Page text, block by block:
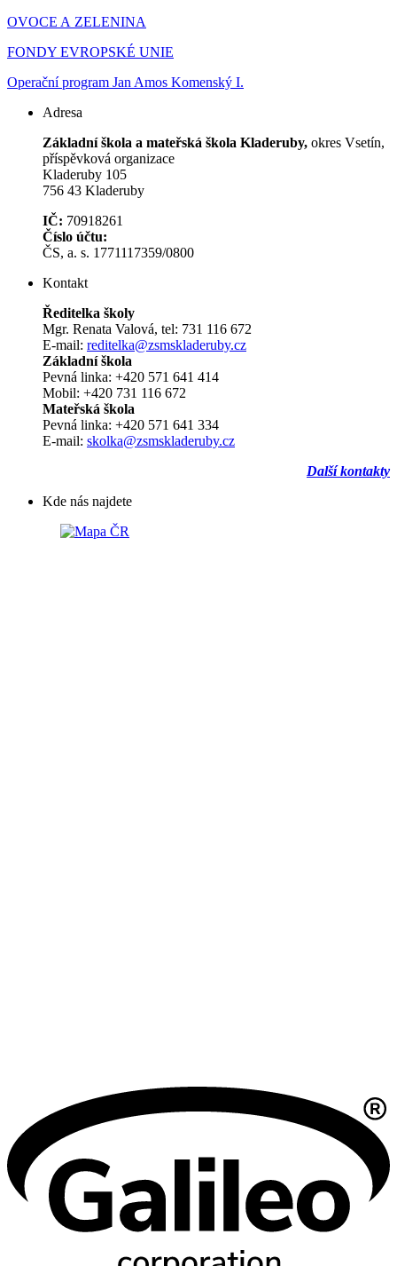
OVOCE A ZELENINA
FONDY EVROPSKÉ UNIE
Operační program Jan Amos Komenský I.
Adresa
Základní škola a mateřská škola Kladeruby, okres Vsetín,
příspěvková organizace
Kladeruby 105
756 43 Kladeruby
IČ: 70918261
Číslo účtu:
ČS, a. s. 1771117359/0800
Kontakt
Ředitelka školy
Mgr. Renata Valová, tel: 731 116 672
E-mail: reditelka@zsmskladeruby.cz
Základní škola
Pevná linka: +420 571 641 414
Mobil: +420 731 116 672
Mateřská škola
Pevná linka: +420 571 641 334
E-mail: skolka@zsmskladeruby.cz
Další kontakty
Kde nás najdete